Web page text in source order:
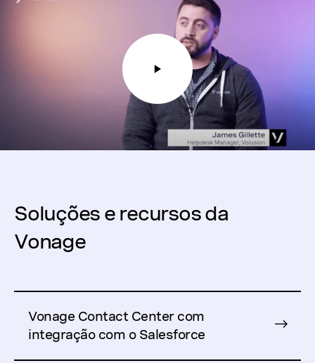
Soluções e recursos da
Vonage
Vonage Contact Center com
integração com o Salesforce